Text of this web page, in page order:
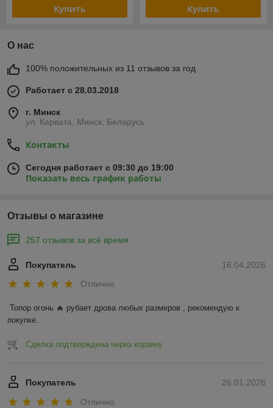
Купить Купить
О нас
100% положительных из 11 отзывов за год
Работает с 28.03.2018
г. Минск
ул. Карвата, Минск, Беларусь
Контакты
Сегодня работает с 09:30 до 19:00
Показать весь график работы
Отзывы о магазине
257 отзывов за всё время
16.04.2026
Покупатель
Отлично
Топор огонь 🔥 рубает дрова любых размеров , рекомендую к
покупке.
Сделка подтверждена через корзину
26.01.2026
Покупатель
Отлично